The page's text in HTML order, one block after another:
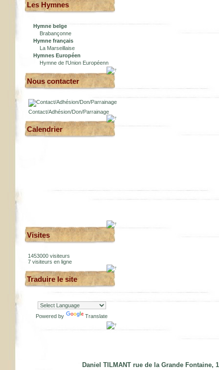
Les Hymnes
Hymne belge
Brabançonne
Hymne français
La Marseillaise
Hymnes Européen
Hymne de l'Union Européenn
Nous contacter
Contact/Adhésion/Don/Parrainage
Calendrier
Visites
1453000 visiteurs
7 visiteurs en ligne
Traduire le site
Powered by Translate
Daniel TILMANT rue de la Grande Fontaine,